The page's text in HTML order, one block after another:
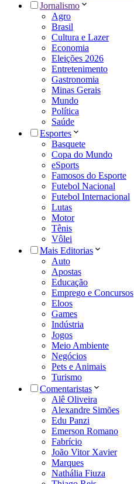
Jornalismo
Agro
Brasil
Cultura e Lazer
Economia
Eleições 2026
Entretenimento
Gastronomia
Minas Gerais
Mundo
Política
Saúde
Esportes
Basquete
Copa do Mundo
eSports
Famosos do Esporte
Futebol Nacional
Futebol Internacional
Lutas
Motor
Tênis
Vôlei
Mais Editorias
Auto
Apostas
Educação
Emprego e Concursos
Eloos
Games
Indústria
Jogos
Meio Ambiente
Negócios
Pets e Animais
Turismo
Comentaristas
Alê Oliveira
Alexandre Simões
Edu Panzi
Emerson Romano
Fabrício
João Vitor Xavier
Marques
Nathália Fiuza